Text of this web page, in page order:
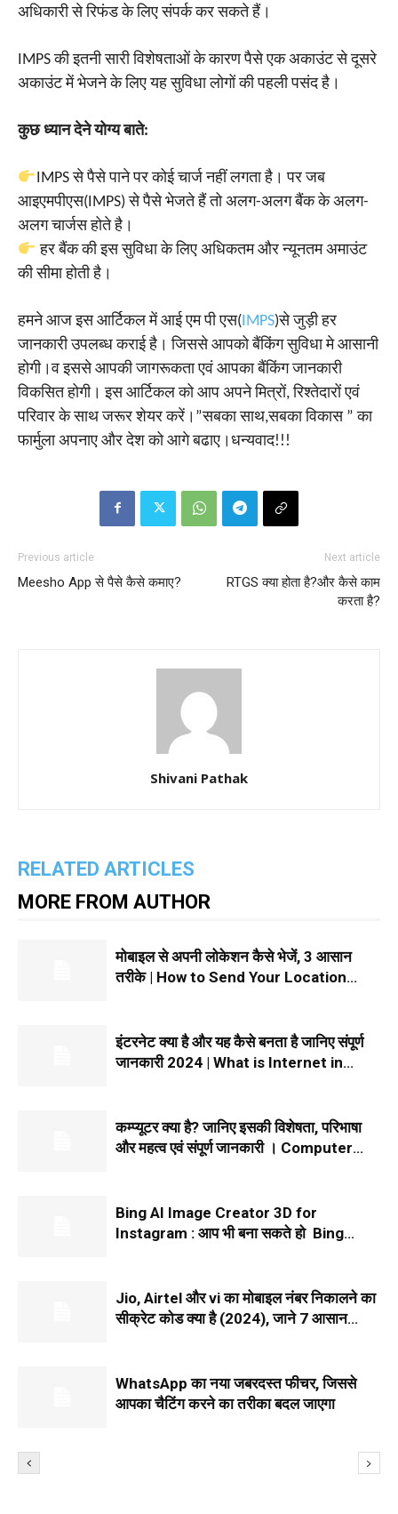
अधिकारी से रिफंड के लिए संपर्क कर सकते हैं।
IMPS की इतनी सारी विशेषताओं के कारण पैसे एक अकाउंट से दूसरे
अकाउंट में भेजने के लिए यह सुविधा लोगों की पहली पसंद है।
कुछ ध्यान देने योग्य बाते:
IMPS से पैसे पाने पर कोई चार्ज नहीं लगता है। पर जब
आइएमपीएस(IMPS) से पैसे भेजते हैं तो अलग-अलग बैंक के अलग-
अलग चार्जस होते है।
हर बैंक की इस सुविधा के लिए अधिकतम और न्यूनतम अमाउंट
की सीमा होती है।
हमने आज इस आर्टिकल में आई एम पी एस( IMPS)से जुड़ी हर
जानकारी उपलब्ध कराई है। जिससे आपको बैंकिंग सुविधा मे आसानी
होगी।व इससे आपकी जागरूकता एवं आपका बैंकिंग जानकारी
विकसित होगी। इस आर्टिकल को आप अपने मित्रों, रिश्तेदारों एवं
परिवार के साथ जरूर शेयर करें।”सबका साथ,सबका विकास ” का
फार्मुला अपनाए और देश को आगे बढाए।धन्यवाद!!!
Previous article
Meesho App से पैसे कैसे कमाए?
Next article
RTGS क्या होता है?और कैसे काम
करता है?
Shivani Pathak
RELATED ARTICLES
MORE FROM AUTHOR
मोबाइल से अपनी लोकेशन कैसे भेजें, 3 आसान
तरीके | How to Send Your Location
इंटरनेट क्या है और यह कैसे बनता है जानिए संपूर्ण
जानकारी 2024 | What is Internet in
कम्प्यूटर क्या है? जानिए इसकी विशेषता, परिभाषा
और महत्व एवं संपूर्ण जानकारी । Computer
Bing AI Image Creator 3D for
Instagram : आप भी बना सकते हो Bing
Jio, Airtel और vi का मोबाइल नंबर निकालने का
सीक्रेट कोड क्या है (2024), जाने 7 आसान
WhatsApp का नया जबरदस्त फीचर, जिससे
आपका चैटिंग करने का तरीका बदल जाएगा